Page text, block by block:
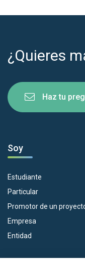
¿Quieres
Haz tu
Soy
Estudiante
Particular
Promotor de un
Empresa
Entidad